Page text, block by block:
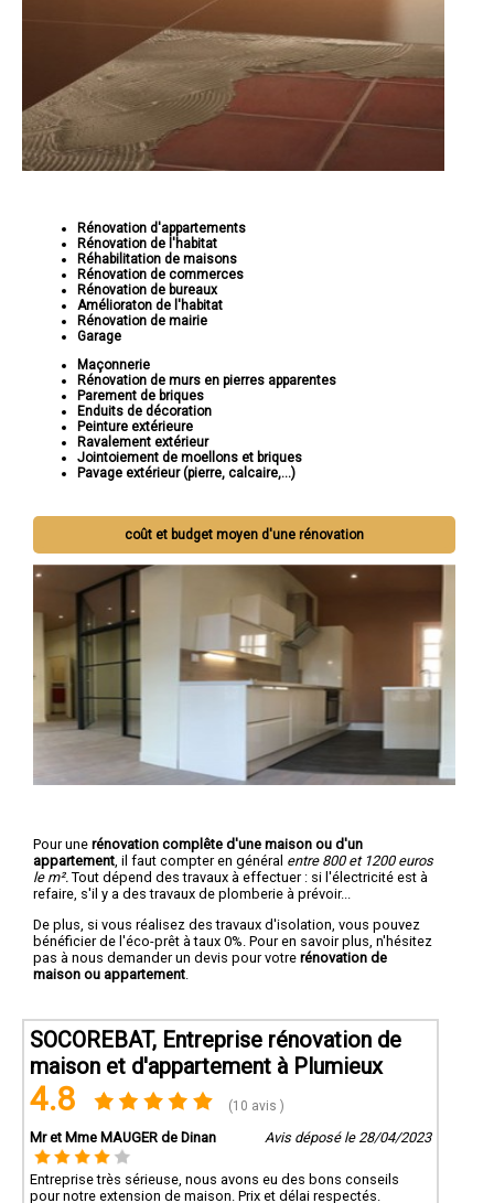
Rénovation d'appartements
Rénovation de l'habitat
Réhabilitation de maisons
Rénovation de commerces
Rénovation de bureaux
Amélioraton de l'habitat
Rénovation de mairie
Garage
Maçonnerie
Rénovation de murs en pierres apparentes
Parement de briques
Enduits de décoration
Peinture extérieure
Ravalement extérieur
Jointoiement de moellons et briques
Pavage extérieur (pierre, calcaire,...)
coût et budget moyen d'une rénovation
Pour une rénovation complête d'une maison ou d'un
appartement , il faut compter en général entre 800 et 1200 euros
le m². Tout dépend des travaux à effectuer : si l'électricité est à
refaire, s'il y a des travaux de plomberie à prévoir...
De plus, si vous réalisez des travaux d'isolation, vous pouvez
bénéficier de l'éco-prêt à taux 0%. Pour en savoir plus, n'hésitez
pas à nous demander un devis pour votre rénovation de
maison ou appartement
SOCOREBAT, Entreprise rénovation de
maison et d'appartement à Plumieux
4.8 (10 avis )
Mr et Mme MAUGER de Dinan Avis déposé le 28/04/2023
Entreprise très sérieuse, nous avons eu des bons conseils
pour notre extension de maison. Prix et délai respectés.